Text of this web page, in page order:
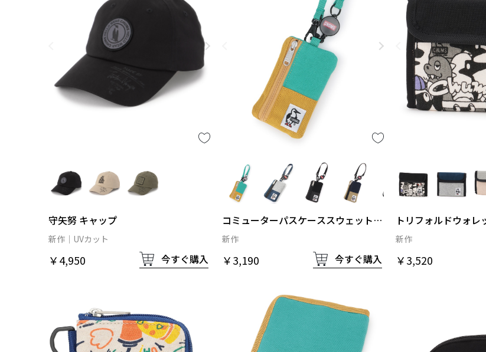
守矢努 キャップ
新作 UVカット
￥4,950 今すぐ購入
コミューターパスケーススウェットナ
イロン
新作
￥3,190 今すぐ購入
トリフォルドウォレ
イロン
新作
￥3,520